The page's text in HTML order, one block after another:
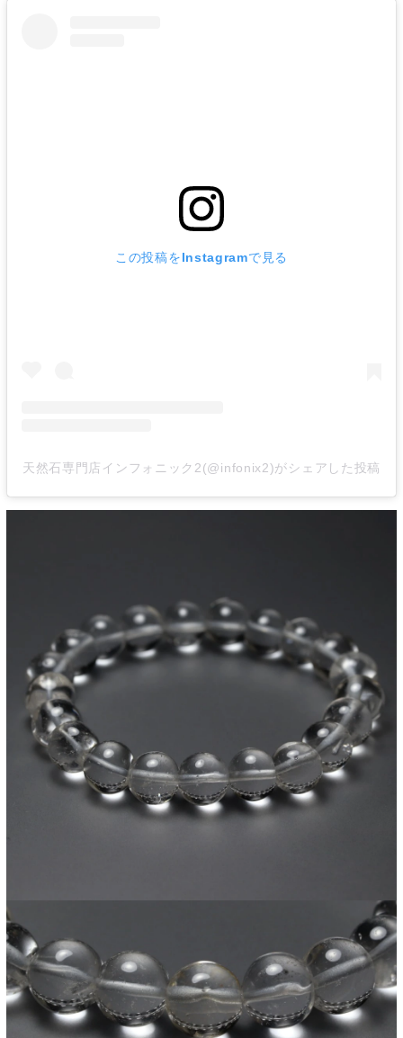
この投稿をInstagramで見る
天然石専門店インフォニック2(@infonix2)がシェアした投稿